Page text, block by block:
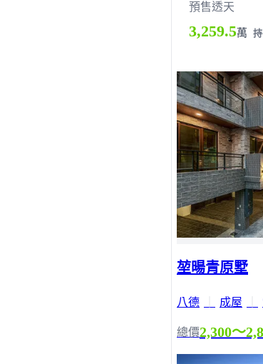
預售透天
3,259.5萬
載入失敗，請重
堃暘青原墅
八德 成屋
總價2,300～